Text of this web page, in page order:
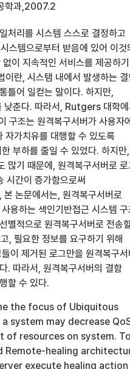
학과,2007.2
처리를 시스템 스스로 결정하고
스템으로부터 받음에 있어 이것
이 지속적인 서비스를 제공하기
란, 시스탬 내에서 발생하는 결
틀어 일컫는 말이다. 하지만,
낮춘다. 따라서, Rutgers 대학에
구조는 원격복구서버가 사용자
자가치유를 대행할 수 있도록
부하를 줄일 수 있었다. 하지만,
많기 때문에, 원격복구서버로 로
시간이 증가함으로써
논문에서는, 원격복구서버로
용하는 색인기반접근 시스템 구
별적으로 원격복구서버로 전송
, 필요한 정보를 요구하기 위해
이 제거된 로그만을 원격복구서
. 따라서, 원격복구서버의 결함
할 수 있다.
the focus of Ubiquitous
system may decrease
of resources on system. To
Remote-healing
execute healing action